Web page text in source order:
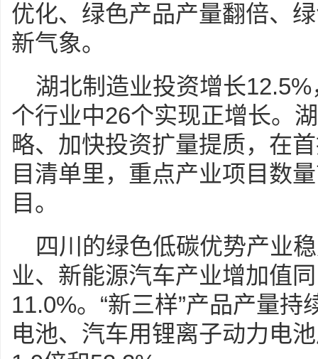
优化、绿色产品产量翻倍、
新气象。
湖北制造业投资增长
个行业中26个实现正增长。
略、加快投资扩量提质，在
目清单里，重点产业项目数
目。
四川的绿色低碳优势产业
业、新能源汽车产业增加值
11.0%。“新三样”产品产量
电池、汽车用锂离子动力电